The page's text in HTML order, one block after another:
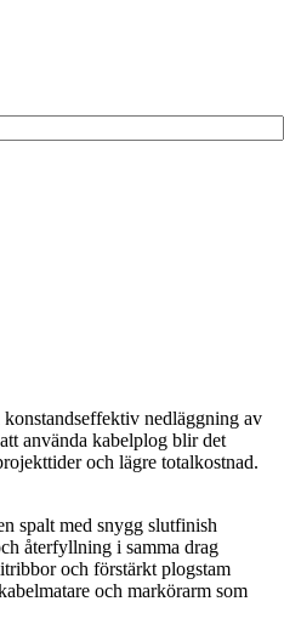
nedläggning av
använda kabelplog blir det
och lägre totalkostnad.
spalt med snygg slutfinish
återfyllning i samma drag
och förstärkt plogstam
och markörarm som